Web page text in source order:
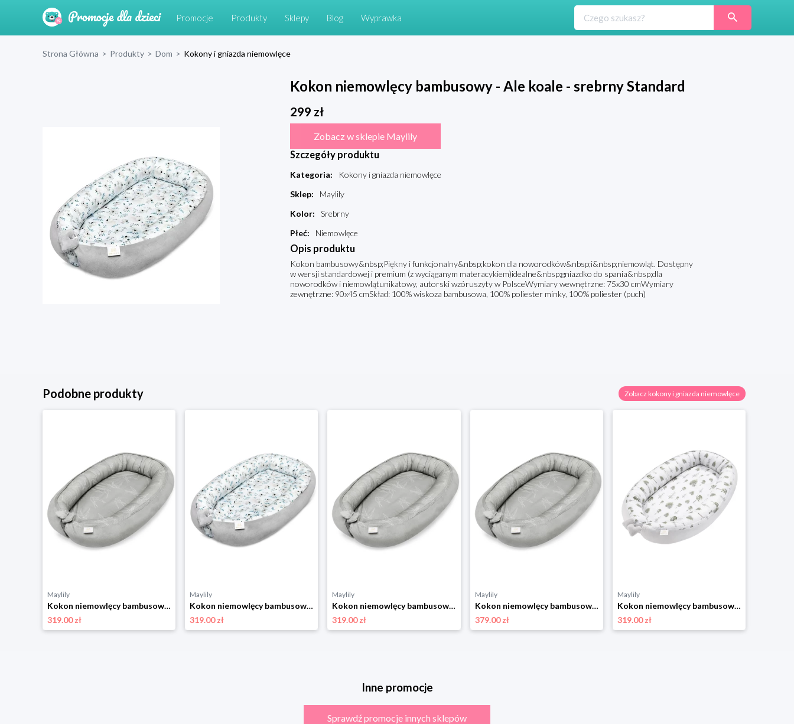
Promocje Produkty Sklepy Blog Wyprawka
Strona Główna > Produkty > Dom > Kokony i gniazda niemowlęce
Kokon niemowlęcy bambusowy - Ale koale - srebrny Standard
299 zł
Zobacz w sklepie Maylily
Szczegóły produktu
Kategoria:
Kokony i gniazda niemowlęce
Sklep:
Maylily
Kolor:
Srebrny
Płeć: Niemowlęce
Opis produktu
Kokon bambusowy&nbsp;Piękny i funkcjonalny&nbsp;kokon dla noworodków&nbsp;i&nbsp;niemowląt. Dostępny
w wersji standardowej i premium (z wyciąganym materacykiem)idealne&nbsp;gniazdko do spania&nbsp;dla
noworodków i niemowlątunikatowy, autorski wzóruszyty w PolsceWymiary wewnętrzne: 75x30 cmWymiary
zewnętrzne: 90x45 cmSkład: 100% wiskoza bambusowa, 100% poliester minky, 100% poliester (puch)
Podobne produkty Zobacz kokony i gniazda niemowlęce
Maylily
Kokon niemowlęcy bambusowy - Jaskółki - srebrny
319.00 zł
Maylily
Kokon niemowlęcy bambusowy - Ale koale - srebrny
319.00 zł
Maylily
Kokon niemowlęcy bambusowy - Jaskółki - srebrny Standard
319.00 zł
Maylily
Kokon niemowlęcy bambusowy - Jaskółki - srebrny Premium
379.00 zł
Maylily
Kokon niemowlęcy bambusowy - Przytullasy - srebrny Standard
319.00 zł
Inne promocje
Sprawdź promocje innych sklepów